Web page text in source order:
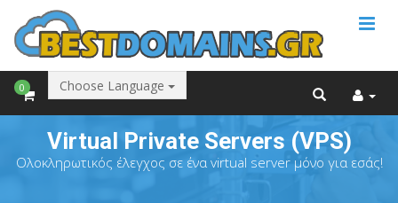
0 Choose Language
Virtual Private Servers (VPS)
Ολοκληρωτικός έλεγχος σε ένα virtual server μόνο για εσάς!